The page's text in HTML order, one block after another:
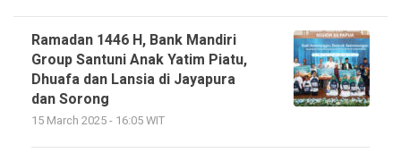
Ramadan 1446 H, Bank Mandiri
Group Santuni Anak Yatim Piatu,
Dhuafa dan Lansia di Jayapura
dan Sorong
15 March 2025 - 16:05 WIT